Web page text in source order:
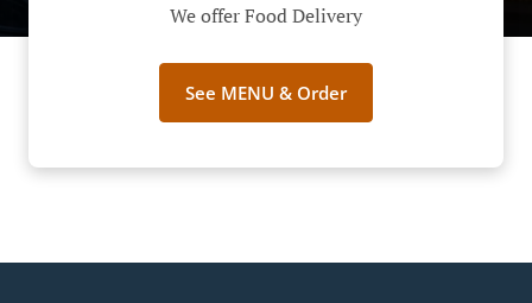
We offer Food Delivery
See MENU & Order